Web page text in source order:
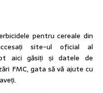
pentru cereale din
site-ul oficial al
aici găsiți și datele de
FMC, gata să vă ajute cu